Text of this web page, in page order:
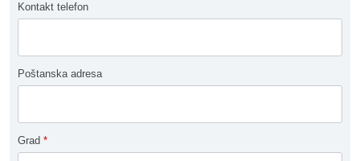
Kontakt telefon
Poštanska adresa
Grad *